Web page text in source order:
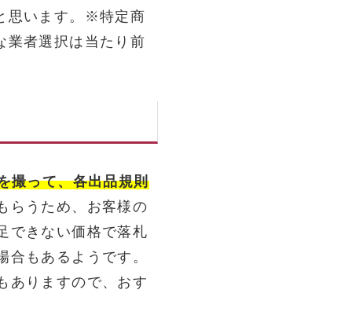
思います。※特定商
業者選択は当たり前
撮って、各出品規則
らうため、お客様の
できない価格で落札
もあるようです。
ありますので、おす